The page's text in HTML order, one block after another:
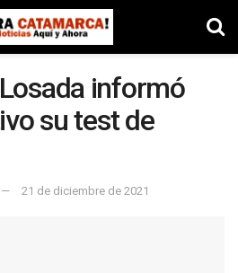
informó
su test de
21 de diciembre de 2021